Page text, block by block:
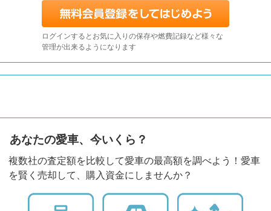
ログインするとお気に入りの保存や燃費記録など様々な
管理が出来るようになります
あなたの愛車、今いくら？
複数社の査定額を比較して愛車の最高額を調べよう！愛車
を賢く売却して、購入資金にしませんか？